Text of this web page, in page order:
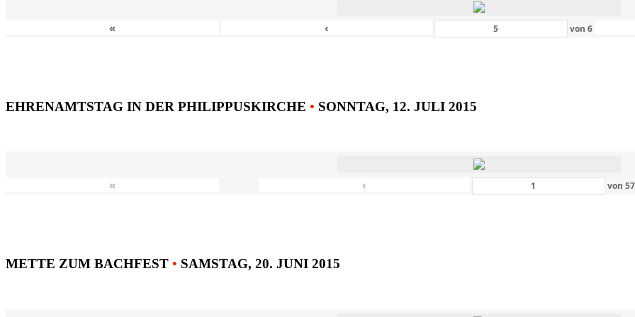
« ‹ von6
EHRENAMTSTAG IN DER PHILIPPUSKIRCHE • SONNTAG, 12. JULI 2015
« ‹ von57
METTE ZUM BACHFEST • SAMSTAG, 20. JUNI 2015